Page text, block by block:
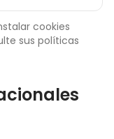
cookies
sus políticas